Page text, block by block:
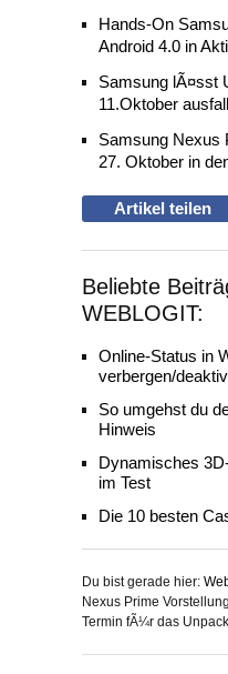
Hands-On
Android 4.0 in
Samsung lÃ¤sst
11.Oktober
Samsung Nexus
27. Oktober in
Artikel teilen
Beliebte
WEBLOGIT:
Online-Status in
verbergen/
So umgehst du
Hinweis
Dynamisches
im Test
Die 10 besten
Du bist gerade hier:
Nexus Prime
Termin fÃ¼r das